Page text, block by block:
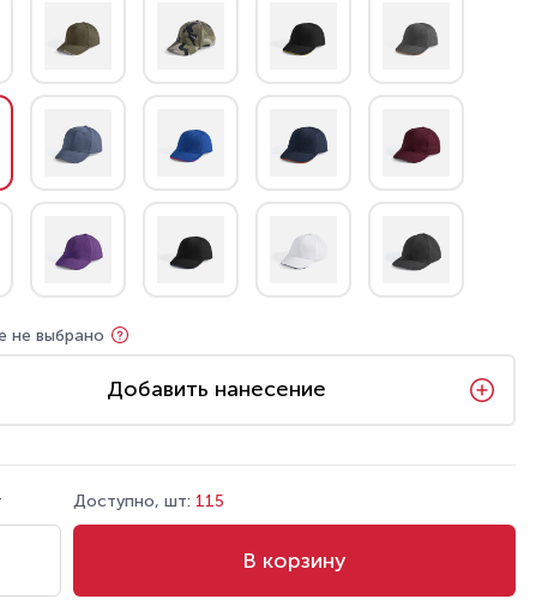
не выбрано
Добавить нанесение
Доступно, шт: 115
В корзину